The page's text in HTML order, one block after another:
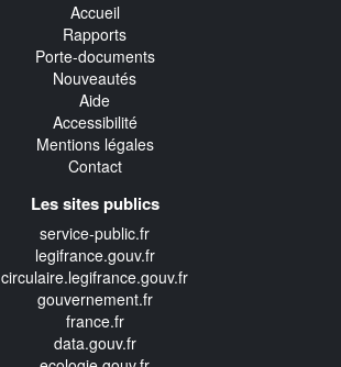
Accueil
Rapports
Porte-documents
Nouveautés
Aide
Accessibilité
Mentions légales
Contact
Les sites publics
service-public.fr
legifrance.gouv.fr
circulaire.legifrance.gouv.fr
gouvernement.fr
france.fr
data.gouv.fr